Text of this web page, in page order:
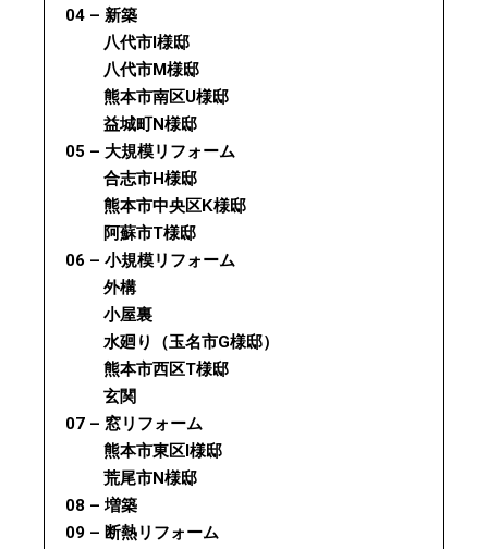
04 – 新築
八代市I様邸
八代市M様邸
熊本市南区U様邸
益城町N様邸
05 – 大規模リフォーム
合志市H様邸
熊本市中央区K様邸
阿蘇市T様邸
06 – 小規模リフォーム
外構
小屋裏
水廻り（玉名市G様邸）
熊本市西区T様邸
玄関
07 – 窓リフォーム
熊本市東区I様邸
荒尾市N様邸
08 – 増築
09 – 断熱リフォーム